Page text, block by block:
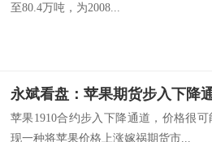
至80.4万吨，为2008...
永斌看盘：苹果期货步入下降
苹果1910合约步入下降通道，价格很
现一种将苹果价格上涨嫁祸期货市...